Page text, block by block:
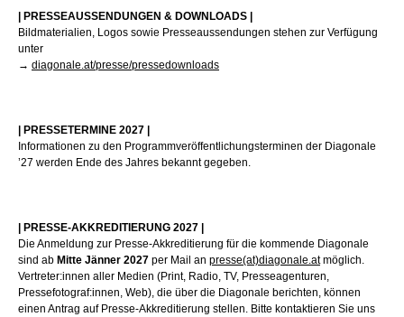
| PRESSEAUSSENDUNGEN & DOWNLOADS |
Bildmaterialien, Logos sowie Presseaussendungen stehen zur Verfügung
unter
→ diagonale.at/presse/pressedownloads
| PRESSETERMINE 2027 |
Informationen zu den Programmveröffentlichungsterminen der Diagonale
’27 werden Ende des Jahres bekannt gegeben.
| PRESSE-AKKREDITIERUNG 2027 |
Die Anmeldung zur Presse-Akkreditierung für die kommende Diagonale
sind ab Mitte Jänner 2027 per Mail an presse(at)diagonale.atmöglich.
Vertreter:innen aller Medien (Print, Radio, TV, Presseagenturen,
Pressefotograf:innen, Web), die über die Diagonale berichten, können
einen Antrag auf Presse-Akkreditierung stellen. Bitte kontaktieren Sie uns